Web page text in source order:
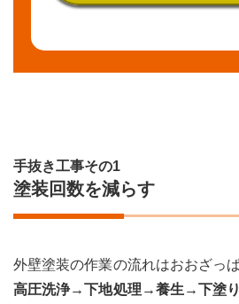
策
き工
おろ
そか
4.1
まと
手抜き工事その1
塗装回数を減らす
外壁塗装の作業の流れはおおざっ
高圧洗浄→下地処理→養生→下塗